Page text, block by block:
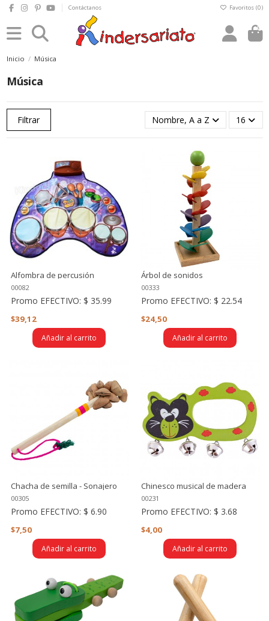
Contáctanos Favoritos (0)
0
Inicio Música
Música
Filtrar Nombre, A a Z 16
Alfombra de percusión
(percussion mixer)
00082
Promo EFECTIVO: $ 35.99
$39,12
Añadir al carrito
Árbol de sonidos
00333
Promo EFECTIVO:$ 22.54
$24,50
Añadir al carrito
Chacha de semilla - Sonajero
00305
Promo EFECTIVO: $ 6.90
$7,50
Añadir al carrito
Chinesco musical de madera
con cascabeles
00231
Promo EFECTIVO:$ 3.68
$4,00
Añadir al carrito